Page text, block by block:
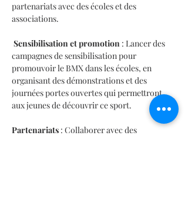
partenariats avec des écoles et des
associations.
Sensibilisation et promotion : Lancer des
campagnes de sensibilisation pour
promouvoir le BMX dans les écoles, en
organisant des démonstrations et des
journées portes ouvertes qui permettront
aux jeunes de découvrir ce sport.
Partenariats : Collaborer avec des